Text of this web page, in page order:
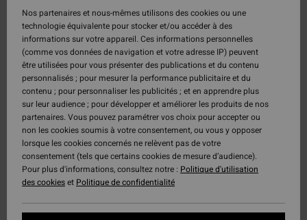
Nos partenaires et nous-mêmes utilisons des cookies ou une
technologie équivalente pour stocker et/ou accéder à des
informations sur votre appareil. Ces informations personnelles
(comme vos données de navigation et votre adresse IP) peuvent
être utilisées pour vous présenter des publications et du contenu
personnalisés ; pour mesurer la performance publicitaire et du
contenu ; pour personnaliser les publicités ; et en apprendre plus
sur leur audience ; pour développer et améliorer les produits de nos
partenaires. Vous pouvez paramétrer vos choix pour accepter ou
non les cookies soumis à votre consentement, ou vous y opposer
lorsque les cookies concernés ne relèvent pas de votre
consentement (tels que certains cookies de mesure d’audience).
Pour plus d'informations, consultez notre : Politique d'utilisation
des cookieset Politique de confidentialité